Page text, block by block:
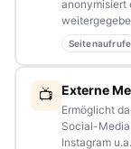
NAVIGATION
Home
anonymisiert
Seitenaufrufe
📺 Externe
Ermöglicht
Social-
Instagram